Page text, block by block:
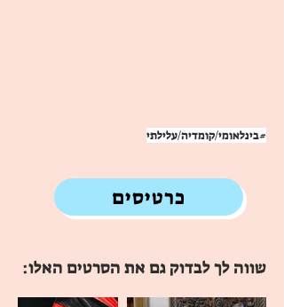
#בינלאומי/קומדיה/עלילתי
כרטיסים
שווה לך לבדוק גם את הסרטים האלו: